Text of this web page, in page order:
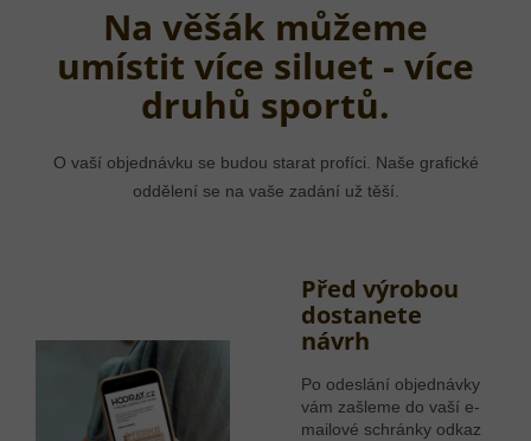
Na věšák můžeme
umístit více siluet - více
druhů sportů.
O vaší objednávku se budou starat profíci. Naše grafické
oddělení se na vaše zadání už těší.
Před výrobou
dostanete
návrh
Po odeslání objednávky
vám zašleme do vaší e-
mailové schránky odkaz